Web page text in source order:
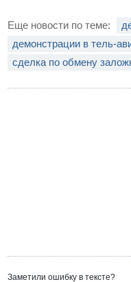
Еще новости по теме:
демонстрации в тель-
сделка по обмену
Заметили ошибку в тексте?